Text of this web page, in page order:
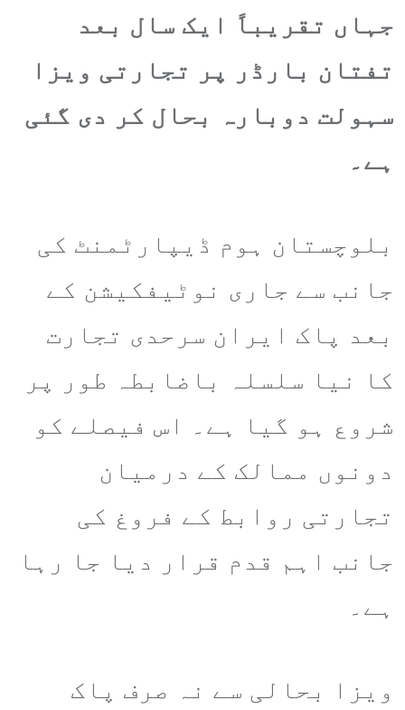
جہاں تقریباً ایک سال بعد
تفتان بارڈر پر تجارتی ویزا
سہولت دوبارہ بحال کر دی گئی
ہے۔
بلوچستان ہوم ڈیپارٹمنٹ کی
جانب سے جاری نوٹیفکیشن کے
بعد پاک ایران سرحدی تجارت
کا نیا سلسلہ باضابطہ طور پر
شروع ہو گیا ہے۔ اس فیصلے کو
دونوں ممالک کے درمیان
تجارتی روابط کے فروغ کی
جانب اہم قدم قرار دیا جا رہا
ہے۔
ویزا بحالی سے نہ صرف پاک